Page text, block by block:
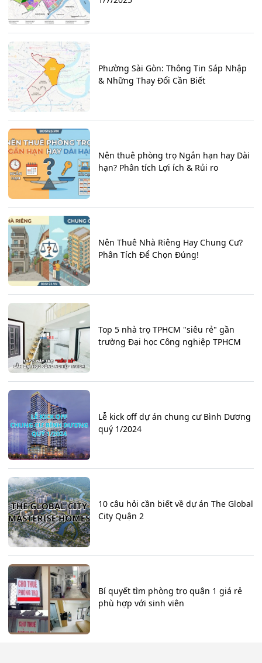
Phường Sài Gòn: Thông Tin Sáp Nhập
& Những Thay Đổi Cần Biết
Nên thuê phòng trọ Ngắn hạn hay Dài
hạn? Phân tích Lợi ích & Rủi ro
Nên Thuê Nhà Riêng Hay Chung Cư?
Phân Tích Để Chọn Đúng!
Top 5 nhà trọ TPHCM "siêu rẻ" gần
trường Đại học Công nghiệp TPHCM
Lễ kick off dự án chung cư Bình Dương
quý 1/2024
10 câu hỏi cần biết về dự án The Global
City Quận 2
Bí quyết tìm phòng trọ quận 1 giá rẻ
phù hợp với sinh viên